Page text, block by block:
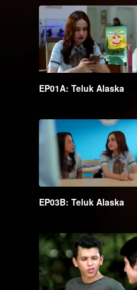
EP01A: Teluk Alaska
EP03B: Teluk Alaska